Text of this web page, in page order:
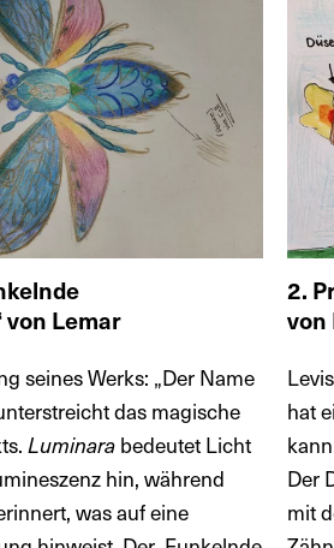
Lemar
seines Werks: „Der Name
das magische
Luminara bedeutet Licht
hin, während
was auf eine
2.
von
hat
Der
mit